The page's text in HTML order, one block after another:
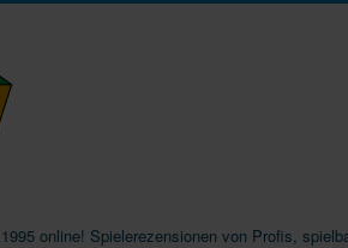
online! Spielerezensionen von Profis,